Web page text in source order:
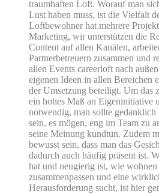
traumhaften Loft. Worauf man
Lust haben muss, ist die Vielfalt
Loftbewohner hat mehrere
Marketing, wir unterstützen die
Content auf allen Kanälen,
Partnerbetreuern zusammen und
allen Events careerloft nach
eigenen Ideen in allen Bereichen
der Umsetzung beteiligt. Um das
ein hohes Maß an Eigeninitiative
notwendig, man sollte
sein, es mögen, eng im Team zu
seine Meinung kundtun. Zudem
bewusst sein, dass man das
dadurch auch häufig präsent ist.
hat und neugierig ist, wie
zusammenpassen und eine
Herausforderung sucht, ist hier